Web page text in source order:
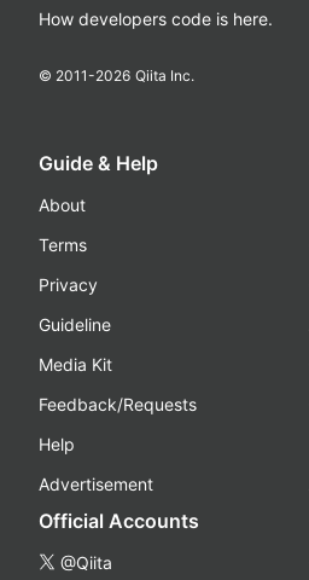
How developers code is here.
© 2011-2026 Qiita Inc.
Guide & Help
About
Terms
Privacy
Guideline
Media Kit
Feedback/Requests
Help
Advertisement
Official Accounts
@Qiita